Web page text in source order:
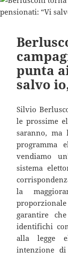
punta
salvo
Silvio
le prossime
saranno, ma
programma
vendiamo
sistema
la
garantire
identifichi
alla legge
intenzione